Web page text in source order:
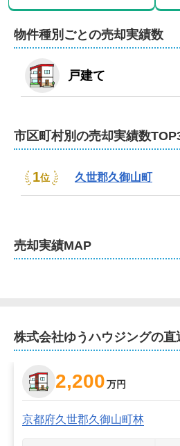
物件種別ごとの売却実績数
戸建て
市区町村別の売却実績数
1位 久世郡久御山町
売却実績MAP
株式会社ゆうハウジングの直
2,200万円
京都府久世郡久御山町林